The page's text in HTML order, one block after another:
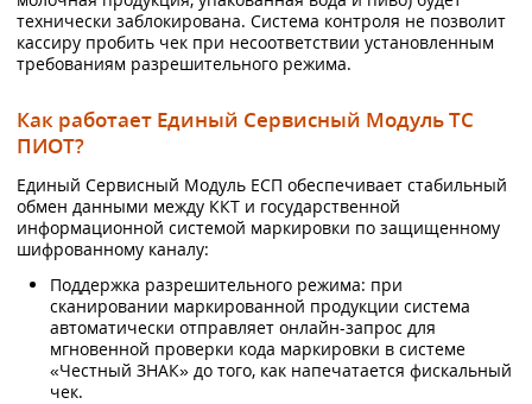
технически заблокирована. Система контроля не позволит
кассиру пробить чек при несоответствии установленным
требованиям разрешительного режима.
Как работает Единый Сервисный Модуль ТС
ПИОТ?
Единый Сервисный Модуль ЕСП обеспечивает стабильный
обмен данными между ККТ и государственной
информационной системой маркировки по защищенному
шифрованному каналу:
Поддержка разрешительного режима: при
сканировании маркированной продукции система
автоматически отправляет онлайн-запрос для
мгновенной проверки кода маркировки в системе
«Честный ЗНАК» до того, как напечатается фискальный
чек.